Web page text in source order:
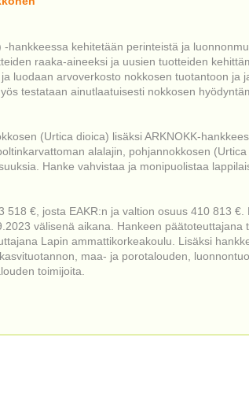
hankkeessa kehitetään perinteistä ja
raaka-aineeksi ja uusien tuotteiden
luodaan arvoverkosto nokkosen tuotantoon ja
testataan ainutlaatuisesti nokkosen
(Urtica dioica) lisäksi ARKNOKK-
alalajin, pohjannokkosen (Urtica
Hanke vahvistaa ja monipuolistaa
518 €, josta EAKR:n ja valtion osuus 410 813 €.
välisenä aikana. Hankeen päätoteuttajana
Lapin ammattikorkeakoulu. Lisäksi
maa- ja porotalouden,
toimijoita.